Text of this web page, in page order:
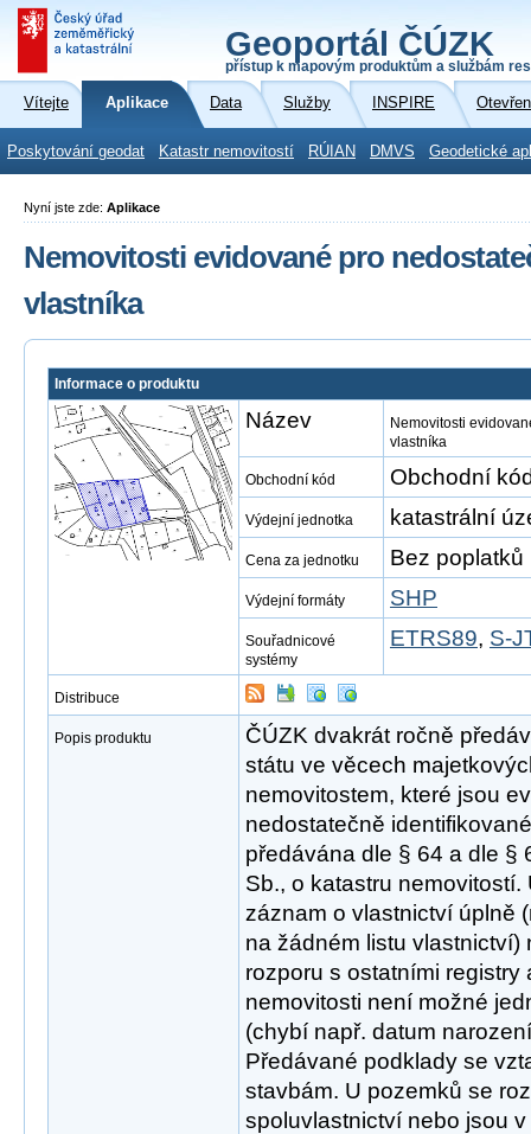
Geoportál ČÚZK
přístup k mapovým produktům a službám
Vítejte Aplikace Data Služby INSPIRE
Poskytování geodat Katastr nemovitostí RÚIAN DMVS Geodetické
Nyní jste zde: Aplikace
Nemovitosti evidované pro
vlastníka
Informace o produktu
Název
Nemovitosti
vlastníka
Obchodní kód Obchodní
Výdejní jednotka katastrální
Cena za jednotku Bez poplatků
Výdejní formáty SHP
Souřadnicové
systémy
ETRS89, S-
Distribuce
Popis produktu
ČÚZK dvakrát ročně
státu ve věcech
nemovitostem, které jsou
nedostatečně
předávána dle § 64 a dle §
Sb., o katastru
záznam o vlastnictví úplně
na žádném listu vlastnictví)
rozporu s ostatními
nemovitosti není možné
(chybí např. datum
Předávané podklady se
stavbám. U pozemků se
spoluvlastnictví nebo jsou